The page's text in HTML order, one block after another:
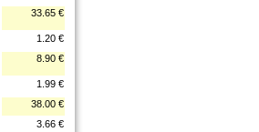
33.65 €
1.20 €
8.90 €
1.99 €
38.00 €
3.66 €